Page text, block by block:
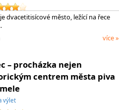
dvacetitisícové město, ležící na řece
více »
– procházka nejen
centrem města piva
výlet